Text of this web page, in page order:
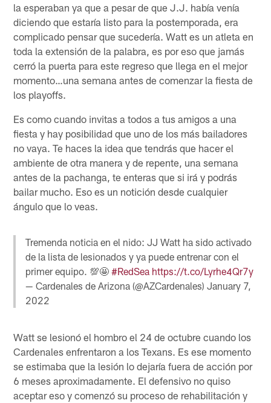
la esperaban ya que a pesar de que J.J. había venía
diciendo que estaría listo para la postemporada, era
complicado pensar que sucedería. Watt es un atleta en
toda la extensión de la palabra, es por eso que jamás
cerró la puerta para este regreso que llega en el mejor
momento…una semana antes de comenzar la fiesta de
los playoffs.
Es como cuando invitas a todos a tus amigos a una
fiesta y hay posibilidad que uno de los más bailadores
no vaya. Te haces la idea que tendrás que hacer el
ambiente de otra manera y de repente, una semana
antes de la pachanga, te enteras que si irá y podrás
bailar mucho. Eso es un notición desde cualquier
ángulo que lo veas.
Tremenda noticia en el nido: JJ Watt ha sido activado
de la lista de lesionados y ya puede entrenar con el
primer equipo. 💯🤩#RedSea https://t.co/Lyrhe4Qr7y
— Cardenales de Arizona (@AZCardenales)January 7,
2022
Watt se lesionó el hombro el 24 de octubre cuando los
Cardenales enfrentaron a los Texans. Es ese momento
se estimaba que la lesión lo dejaría fuera de acción por
6 meses aproximadamente. El defensivo no quiso
aceptar eso y comenzó su proceso de rehabilitación y